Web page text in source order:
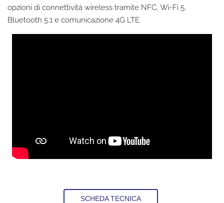
opzioni di connettività wireless tramite NFC, Wi-Fi 5,
Bluetooth 5.1 e comunicazione 4G LTE.
SCHEDA TECNICA